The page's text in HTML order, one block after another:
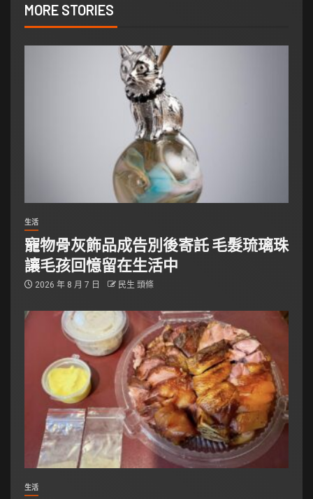
MORE STORIES
生活
寵物骨灰飾品成告別後寄託 毛髮琉璃珠
讓毛孩回憶留在生活中
2026 年 8 月 7 日 民生 頭條
生活